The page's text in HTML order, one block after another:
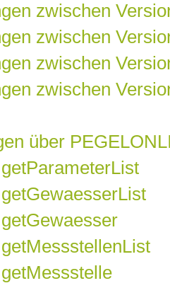
zwischen
zwischen
zwischen
zwischen
über